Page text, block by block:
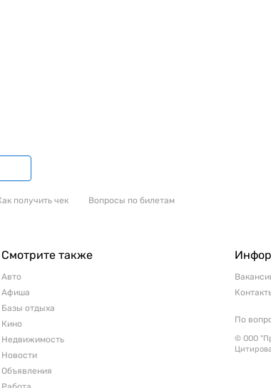
получить чек Вопросы по билетам
Смотрите также
Авто
Афиша
Базы отдыха
Кино
Недвижимость
Новости
Объявления
По
© ООО